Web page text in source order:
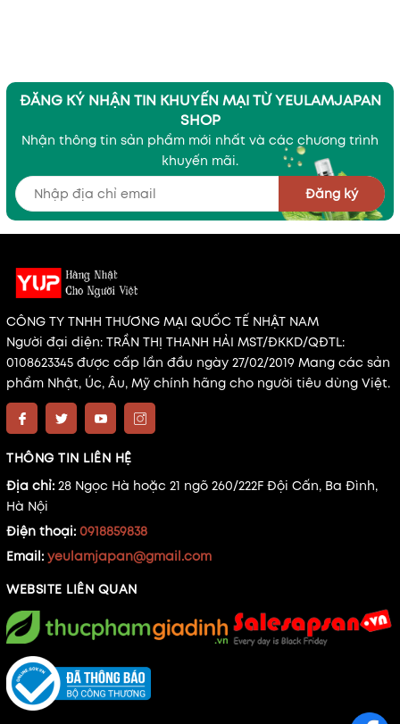
ĐĂNG KÝ NHẬN TIN KHUYẾN MẠI TỪ YEULAMJAPAN
SHOP
Nhận thông tin sản phẩm mới nhất và các chương trình
khuyến mãi.
Đăng ký
CÔNG TY TNHH THƯƠNG MẠI QUỐC TẾ NHẬT NAM
Người đại diện: TRẦN THỊ THANH HẢI MST/ĐKKD/QĐTL:
0108623345 được cấp lần đầu ngày 27/02/2019 Mang các sản
phẩm Nhật, Úc, Âu, Mỹ chính hãng cho người tiêu dùng Việt.
THÔNG TIN LIÊN HỆ
Địa chỉ: 28 Ngọc Hà hoặc 21 ngõ 260/222F Đội Cấn, Ba Đình,
Hà Nội
Điện thoại: 0918859838
Email: yeulamjapan@gmail.com
WEBSITE LIÊN QUAN